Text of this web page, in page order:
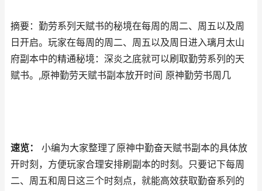
摘要：勤劳系列天赋书的秘境在每周的周二、周五以及周
日开启。玩家在每周的周二、周五以及周日进入璃月太山
府副本中的精通秘境：深炎之底就可以刷取勤劳系列的天
赋书。,原神勤劳天赋书副本放开时间 原神勤劳书周几
速览：
小编为大家整理了原神中勤奋天赋书副本的具体放
开时刻，方便玩家合理安排刷副本的时刻。只要记下每周
二、周五和周日这三个时刻点，就能高效获取勤奋系列的